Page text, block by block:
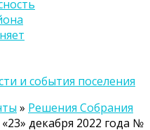
и события поселения
» Решения Собрания
декабря 2022 года №